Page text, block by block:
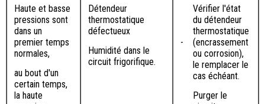
Haute et basse
pressions sont
dans un
premier temps
normales,
au bout d'un
certain temps,
la haute
Détendeur
thermostatique
défectueux
Humidité dans le
circuit frigorifique.
-
Vérifier l'état
du détendeur
thermostatique
(encrassement
ou corrosion),
le remplacer le
cas échéant.
Purger le